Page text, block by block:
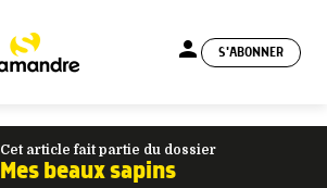
person S'ABONNER
Cet article fait partie du dossier
Mes beaux sapins